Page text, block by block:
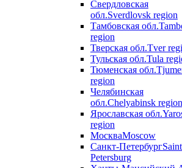
Свердловская
обл.Sverdlovsk region
Тамбовская обл.
region
Тверская обл.Tver
Тульская обл.Tula
Тюменская обл.
region
Челябинская
обл.Chelyabinsk region
Ярославская обл.
region
МоскваMoscow
Санкт-Петербург
Petersburg